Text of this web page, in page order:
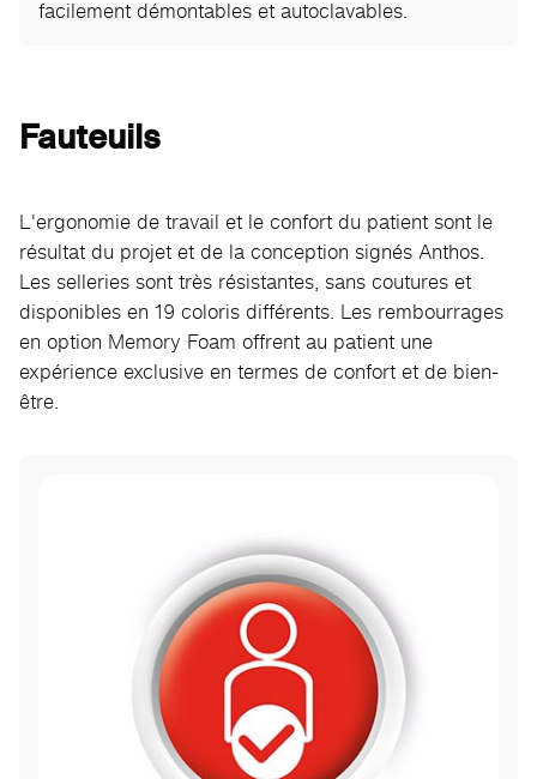
facilement démontables et autoclavables.
Fauteuils
L'ergonomie de travail et le confort du patient sont le
résultat du projet et de la conception signés Anthos.
Les selleries sont très résistantes, sans coutures et
disponibles en 19 coloris différents. Les rembourrages
en option Memory Foam offrent au patient une
expérience exclusive en termes de confort et de bien-
être.